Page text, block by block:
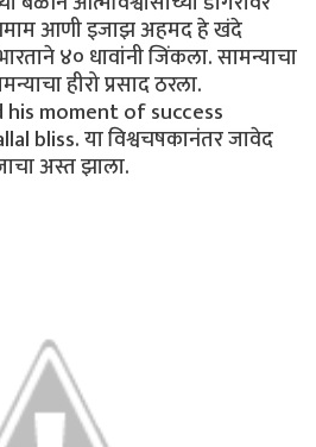
आणी इजाझ अहमद हे खंदे
४० धावांनी जिंकला. सामन्याचा
हीरो प्रसाद ठरला.
his moment of success
bliss. या विश्वचषकानंतर जावेद
अस्त झाला.